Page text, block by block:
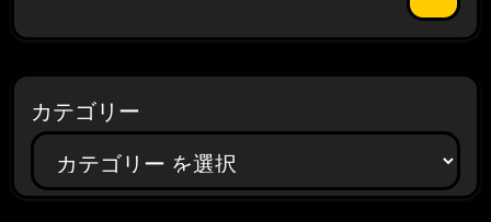
カテゴリー